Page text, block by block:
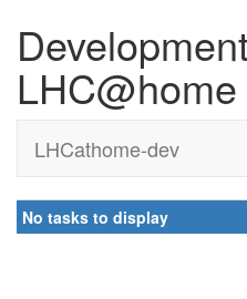
LHC@home
LHCathome-dev
No tasks to display